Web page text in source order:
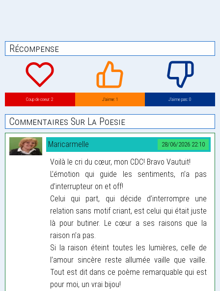
Récompense
Coup de coeur: 2 J’aime: 1 J’aime pas: 0
Commentaires Sur La Poesie
28/06/2026 22:10
Maricarmelle
Voilà le cri du cœur, mon CDC! Bravo Vautuit!
L’émotion qui guide les sentiments, n’a pas
d’interrupteur on et off!
Celui qui part, qui décide d’interrompre une
relation sans motif criant, est celui qui était juste
là pour butiner. Le cœur a ses raisons que la
raison n’a pas.
Si la raison éteint toutes les lumières, celle de
l’amour sincère reste allumée vaille que vaille.
Tout est dit dans ce poème remarquable qui est
pour moi, un vrai bijou!